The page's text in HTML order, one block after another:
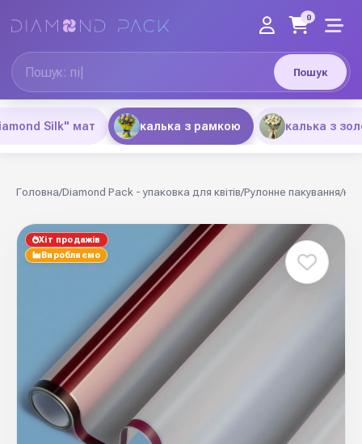
Пошук
0
Silk" мат калька з рамкою калька з
Головна/Diamond Pack - упаковка для квітів/Рулонне пакування/
Хіт продажів
Виробляємо